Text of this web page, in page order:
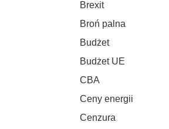
Brexit
Broń palna
Budżet
Budżet UE
CBA
Ceny energii
Cenzura